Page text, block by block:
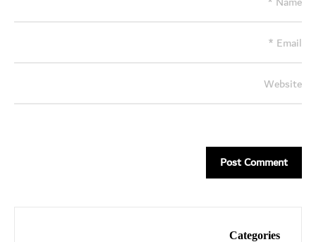
Categories